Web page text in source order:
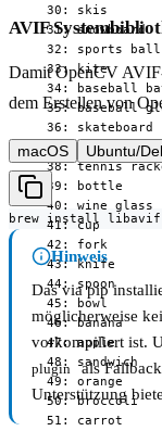
  30: skis
  31: snowboard
  32: sports ball
  33: kite
34: baseball
35: baseball
  36: skateboard
  37: surfboard
38: tennis
  39: bottle
  40: wine glass
  41: cup
  42: fork
  43: knife
  44: spoon
  45: bowl
  46: banana
  47: apple
  48: sandwich
  49: orange
  50: broccoli
  51: carrot
AVIF
Damit OpenCV
dem Erstellen von
macOS Ubuntu/
brew install libavif
Hinweis
Das via pip
möglicherweise
vorkompiliert ist.
plugin als
Unterstützung